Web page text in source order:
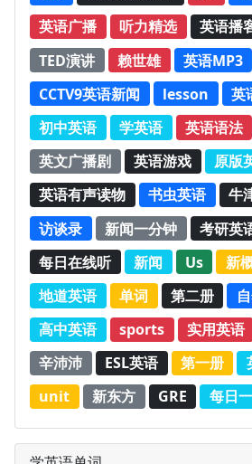
英语广播
听力精选 英语播
TED演讲
赖世雄
英语MP3
CCTV9英语新闻
lesson
英
初中英语
学英语 英语语法
英文广播剧
英语游戏
原版
英语有声读物
书虫英语
牛
访谈录
新闻一分钟 考研英
每日在线听
新闻 Us
新
地道英语
单词 第二册
高中英语
sports 实用英语
辛沛沛
ESL英语 第一册
unit
新东方 GRE 每日